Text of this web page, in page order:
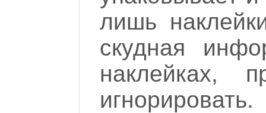
лишь
скудная
наклейках,
игнорировать.